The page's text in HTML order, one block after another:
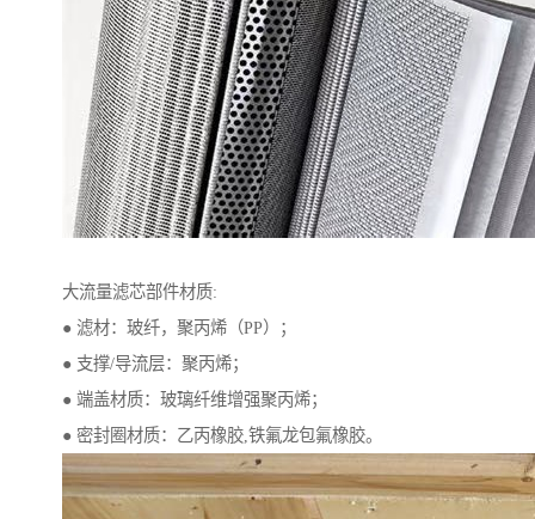
大流量滤芯部件材质:
● 滤材：玻纤，聚丙烯（PP）；
● 支撑/导流层：聚丙烯；
● 端盖材质：玻璃纤维增强聚丙烯；
● 密封圈材质：乙丙橡胶,铁氟龙包氟橡胶。